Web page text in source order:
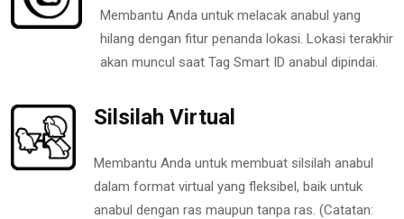
Membantu Anda untuk melacak anabul yang
hilang dengan fitur penanda lokasi. Lokasi terakhir
akan muncul saat Tag Smart ID anabul dipindai.
Silsilah Virtual
Membantu Anda untuk membuat silsilah anabul
dalam format virtual yang fleksibel, baik untuk
anabul dengan ras maupun tanpa ras. (Catatan: